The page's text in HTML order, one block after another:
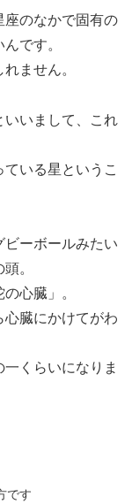
座のなかで固有の
です。
ません。
いいまして、これ
いる星というこ
ビーボールみたい
。
心臓」。
心臓にかけてがわ
くらいになりま
です